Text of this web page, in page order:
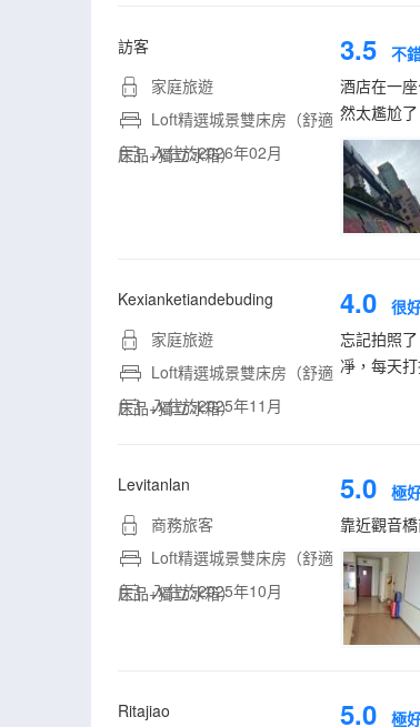
訪客
家庭旅遊
Loft精選城景雙床房（舒適
床品+獨立冰箱）
入住於2026年02月
3.5 不
酒店在一
然太尷尬
Kexianketiandebuding
家庭旅遊
Loft精選城景雙床房（舒適
床品+獨立冰箱）
入住於2025年11月
4.0 很
忘記拍照
凈，每天
Levitanlan
商務旅客
Loft精選城景雙床房（舒適
床品+獨立冰箱）
入住於2025年10月
5.0 極
靠近觀音
Ritajiao 5.0 極